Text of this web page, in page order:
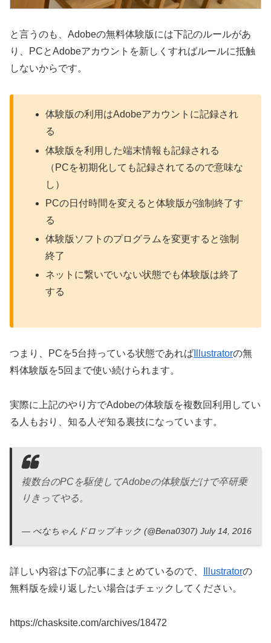
と言うのも、Adobeの無料体験版には下記のルールがあ
り、PCとAdobeアカウントを新しくすればルールに抵触
しないからです。
体験版の利用はAdobeアカウントに記録され
る
体験版を利用した端末情報も記録される
（PCを初期化しても記録されてるので意味な
し）
PCの日付時間を変えると体験版が強制終了す
る
体験版ソフトのプログラムを変更すると強制
終了
ネットに繋いでいない状態でも体験版は終了
する
つまり、PCを5台持っている状態であれば Illustratorの無
料体験版を5回まで使い続けられます。
実際に上記のやり方でAdobeの体験版を複数回利用してい
る人もおり、知る人ぞ知る裏技になっています。
複数台のPCを駆使してAdobeの体験版だけで卒研乗
りきってやる。
— べなちゃんドロップキック (@Bena0307) July 14, 2016
詳しい内容は下の記事にまとめているので、 Illustratorの
無料版を繰り返したい場合はチェックしてください。
https://chasksite.com/archives/18472